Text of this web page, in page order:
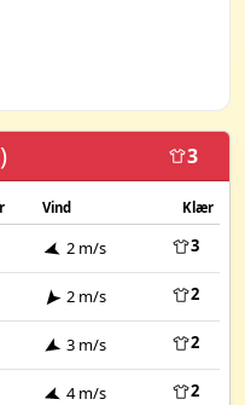
3
Vind Klær
2 m/s 3
2 m/s 2
3 m/s 2
4 m/s 2